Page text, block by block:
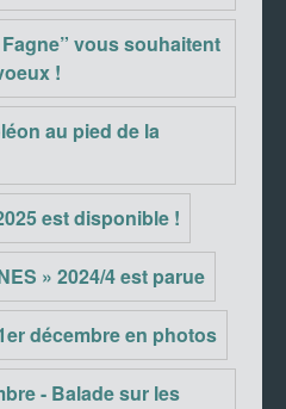
vous souhaitent
!
au pied de la
est disponible !
» 2024/4 est parue
décembre en photos
- Balade sur les